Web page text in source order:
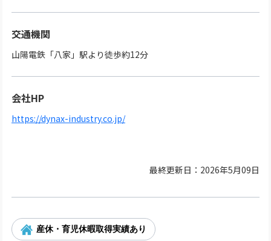
交通機関
山陽電鉄「八家」駅より徒歩約12分
会社HP
https://dynax-industry.co.jp/
最終更新日：2026年5月09日
産休・育児休暇取得実績あり